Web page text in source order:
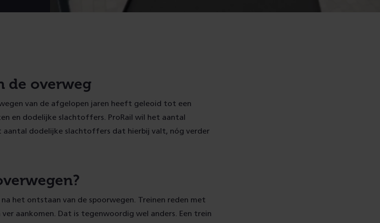
de overweg
van de afgelopen jaren heeft geleoid tot een
en dodelijke slachtoffers. ProRail wil het aantal
aantal dodelijke slachtoffers dat hierbij valt, nóg verder
het ontstaan van de spoorwegen. Treinen reden met
ver aankomen. Dat is tegenwoordig wel anders. Een trein